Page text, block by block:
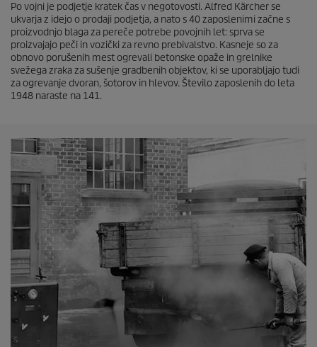
Po vojni je podjetje kratek čas v negotovosti. Alfred Kärcher se
ukvarja z idejo o prodaji podjetja, a nato s 40 zaposlenimi začne s
proizvodnjo blaga za pereče potrebe povojnih let: sprva se
proizvajajo peči in vozički za revno prebivalstvo. Kasneje so za
obnovo porušenih mest ogrevali betonske opaže in grelnike
svežega zraka za sušenje gradbenih objektov, ki se uporabljajo tudi
za ogrevanje dvoran, šotorov in hlevov. Število zaposlenih do leta
1948 naraste na 141.